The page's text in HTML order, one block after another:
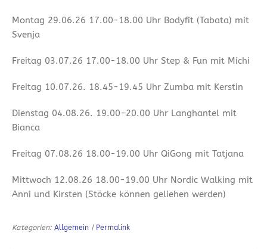
Montag 29.06.26 17.00-18.00 Uhr Bodyfit (Tabata) mit
Svenja
Freitag 03.07.26 17.00-18.00 Uhr Step & Fun mit Michi
Freitag 10.07.26. 18.45-19.45 Uhr Zumba mit Kerstin
Dienstag 04.08.26. 19.00-20.00 Uhr Langhantel mit
Bianca
Freitag 07.08.26 18.00-19.00 Uhr QiGong mit Tatjana
Mittwoch 12.08.26 18.00-19.00 Uhr Nordic Walking mit
Anni und Kirsten (Stöcke können geliehen werden)
Kategorien: Allgemein | Permalink